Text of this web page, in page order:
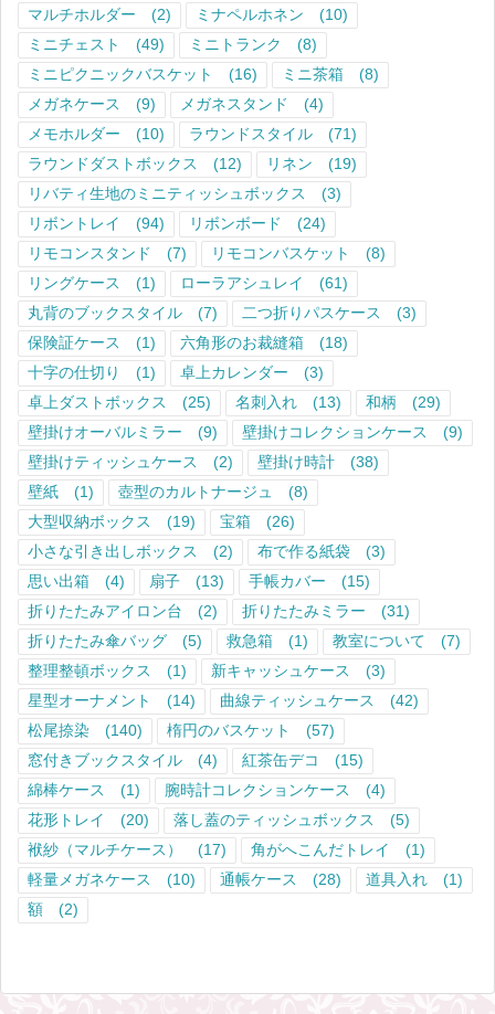
マルチホルダー
(2) ミナペルホネン
(10)
ミニチェスト
(49) ミニトランク
(8)
ミニピクニックバスケット
(16) ミニ茶箱
(8)
メガネケース
(9) メガネスタンド
(4)
メモホルダー
(10) ラウンドスタイル
(71)
ラウンドダストボックス
(12) リネン
(19)
リバティ生地のミニティッシュボックス
(3)
リボントレイ
(94) リボンボード
(24)
リモコンスタンド
(7) リモコンバスケット
(8)
リングケース
(1) ローラアシュレイ
(61)
丸背のブックスタイル
(7) 二つ折りパスケース
(3)
保険証ケース
(1) 六角形のお裁縫箱
(18)
十字の仕切り
(1) 卓上カレンダー
(3)
卓上ダストボックス
(25) 名刺入れ (13) 和柄
(29)
壁掛けオーバルミラー
(9) 壁掛けコレクションケース
(9)
壁掛けティッシュケース
(2) 壁掛け時計
(38)
壁紙
(1) 壺型のカルトナージュ
(8)
大型収納ボックス
(19) 宝箱
(26)
小さな引き出しボックス
(2) 布で作る紙袋
(3)
思い出箱
(4) 扇子 (13) 手帳カバー
(15)
折りたたみアイロン台
(2) 折りたたみミラー
(31)
折りたたみ傘バッグ
(5) 救急箱 (1) 教室について
(7)
整理整頓ボックス
(1) 新キャッシュケース
(3)
星型オーナメント
(14) 曲線ティッシュケース
(42)
松尾捺染
(140) 楕円のバスケット
(57)
窓付きブックスタイル
(4) 紅茶缶デコ
(15)
綿棒ケース
(1) 腕時計コレクションケース
(4)
花形トレイ
(20) 落し蓋のティッシュボックス
(5)
袱紗（マルチケース）
(17) 角がへこんだトレイ
(1)
軽量メガネケース
(10) 通帳ケース (28) 道具入れ
(1)
額
(2)